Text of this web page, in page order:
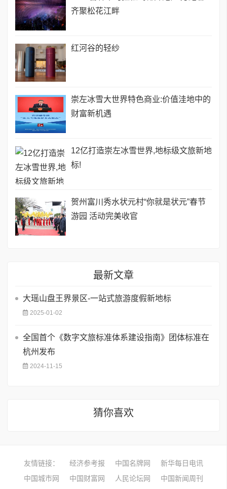
齐聚松花江畔
红河谷的轻纱
崇左冰雪大世界特色商业:价值洼地中的
财富新机遇
12亿打造崇左冰雪世界,地标级文旅新地
标!
贺州富川秀水状元村“你就是状元”春节
游园 活动完美收官
最新文章
大瑶山盘王界景区-一站式旅游度假新地标
2025-01-02
全国首个《数字文旅标准体系建设指南》团体标准在
杭州发布
2024-11-15
猜你喜欢
友情链接： 经济参考报 中国名牌网
新华每日电讯
中国城市网
中国财富网 人民论坛网 中国新闻周刊